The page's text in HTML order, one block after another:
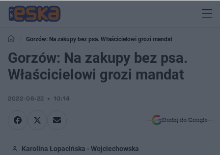
Gorzów: Na zakupy bez psa. Właścicielowi grozi mandat
Gorzów: Na zakupy bez psa.
Właścicielowi grozi mandat
2022-06-22 10:14
Dodaj do Google
Karolina Łopacińska - Wojciechowska